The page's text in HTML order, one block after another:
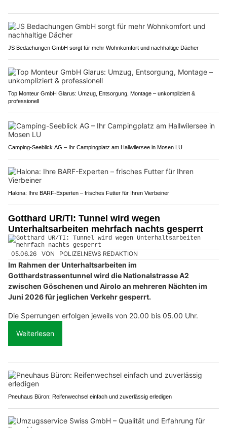
JS Bedachungen GmbH sorgt für mehr Wohnkomfort und nachhaltige Dächer
Top Monteur GmbH Glarus: Umzug, Entsorgung, Montage – unkompliziert &
professionell
Camping-Seeblick AG – Ihr Campingplatz am Hallwilersee in Mosen LU
Halona: Ihre BARF-Experten – frisches Futter für Ihren Vierbeiner
Gotthard UR/TI: Tunnel wird wegen
Unterhaltsarbeiten mehrfach nachts gesperrt
05.06.26 VON POLIZEI.NEWS REDAKTION
Im Rahmen der Unterhaltsarbeiten im
Gotthardstrassentunnel wird die Nationalstrasse A2
zwischen Göschenen und Airolo an mehreren Nächten im
Juni 2026 für jeglichen Verkehr gesperrt.
Die Sperrungen erfolgen jeweils von 20.00 bis 05.00 Uhr.
Weiterlesen
Pneuhaus Büron: Reifenwechsel einfach und zuverlässig erledigen